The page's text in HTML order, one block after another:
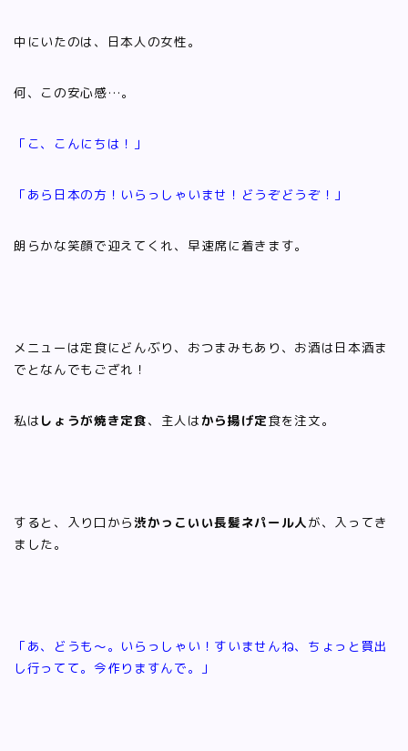
中にいたのは、日本人の女性。
何、この安心感…。
「こ、こんにちは！」
「あら日本の方！いらっしゃいませ！どうぞどうぞ！」
朗らかな笑顔で迎えてくれ、早速席に着きます。
メニューは定食にどんぶり、おつまみもあり、お酒は日本酒ま
でとなんでもござれ！
私は しょうが焼き定食、主人はから揚げ定食を注文。
すると、入り口から渋かっこいい長髪ネパール人 が、入ってき
ました。
「あ、どうも～。いらっしゃい！ すいませんね、ちょっと買出
し行ってて。今作りますんで。」